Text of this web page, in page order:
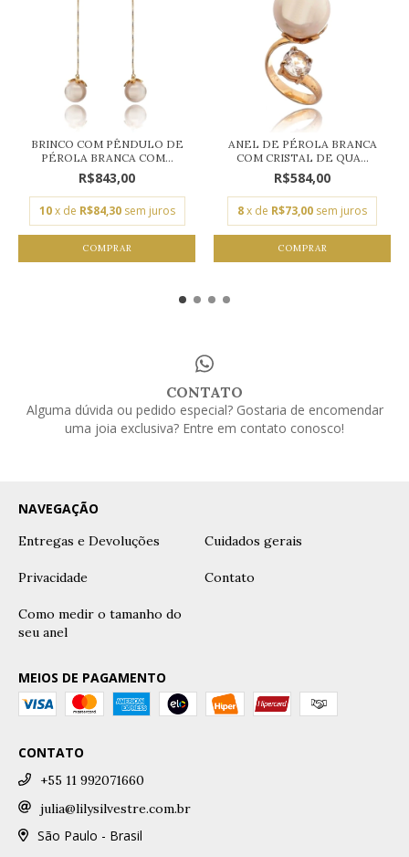
BRINCO COM PÊNDULO DE
PÉROLA BRANCA COM...
R$843,00
10 x de R$84,30 sem juros
COMPRAR
ANEL DE PÉROLA BRANCA
COM CRISTAL DE QUA...
R$584,00
8x de R$73,00 sem juros
COMPRAR
CONTATO
Alguma dúvida ou pedido especial? Gostaria de encomendar
uma joia exclusiva? Entre em contato conosco!
NAVEGAÇÃO
Entregas e Devoluções Cuidados gerais
Privacidade Contato
Como medir o tamanho do
seu anel
MEIOS DE PAGAMENTO
CONTATO
+55 11 992071660
julia@lilysilvestre.com.br
São Paulo - Brasil